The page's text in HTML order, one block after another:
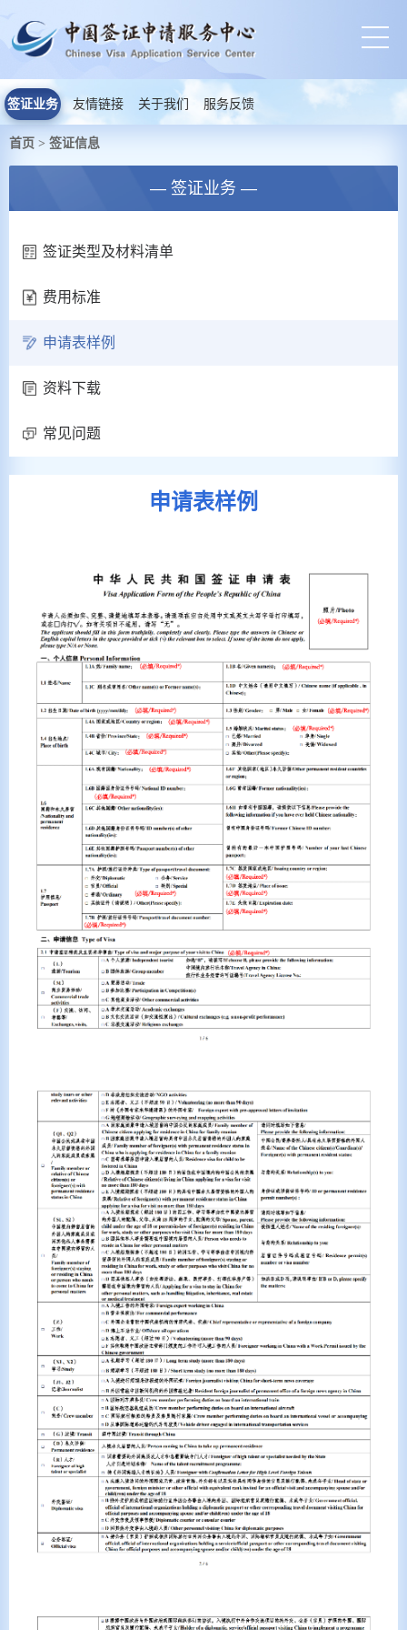
签证业务 友情链接 关于我们 服务反馈
首页 > 签证信息
— 签证业务 —
签证类型及材料清单
费用标准
申请表样例
资料下载
常见问题
申请表样例